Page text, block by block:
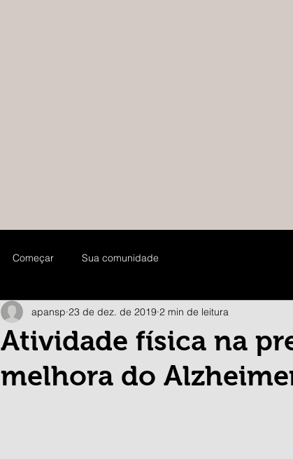
Começar Sua comunidade
Atividade física na
melhora do
apansp 23 de dez. de 2019 2 min de leitura